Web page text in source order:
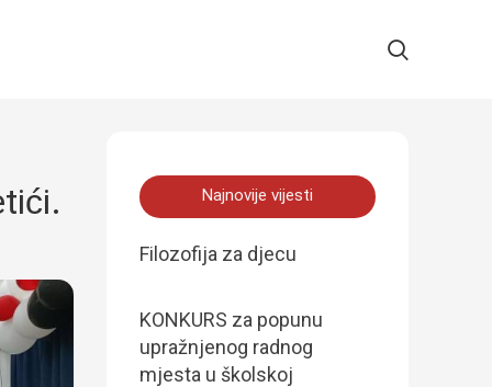
Najnovije vijesti
Filozofija za djecu
KONKURS za popunu
upražnjenog radnog
mjesta u školskoj